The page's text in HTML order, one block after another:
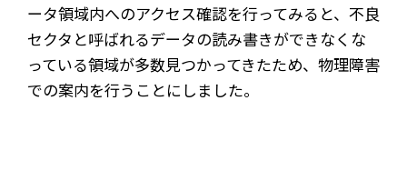
ータ領域内へのアクセス確認を行ってみると、不良
セクタと呼ばれるデータの読み書きができなくな
っている領域が多数見つかってきたため、物理障害
での案内を行うことにしました。